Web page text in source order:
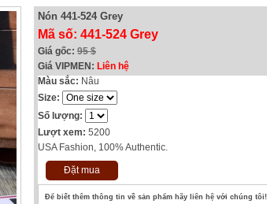
Nón 441-524 Grey
Mã số: 441-524 Grey
Giá gốc: 95 $
Giá VIPMEN: Liên hệ
Màu sắc: Nâu
Size:
Số lượng:
Lượt xem: 5200
USA Fashion, 100% Authentic.
Đặt mua
Để biết thêm thông tin về sản phẩm hãy liên hệ với chúng tôi!